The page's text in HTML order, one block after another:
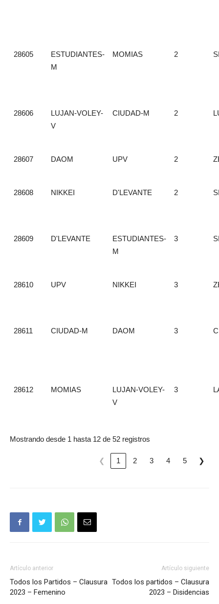
28605
ESTUDIANTES-
M
MOMIAS 2
28606
LUJAN-VOLEY-
V
CIUDAD-M 2
28607 DAOM UPV 2
28608 NIKKEI D'LEVANTE 2
28609 D'LEVANTE
ESTUDIANTES-
M
3
28610 UPV NIKKEI 3
28611 CIUDAD-M DAOM 3
28612 MOMIAS
LUJAN-VOLEY-
V
3
Mostrando desde 1 hasta 12 de 52 registros
❮ 1 2 3 4 5 ❯
Artículo anterior
Todos los Partidos – Clausura
2023 – Femenino
Artículo siguiente
Todos los partidos – Clausura
2023 – Disidencias